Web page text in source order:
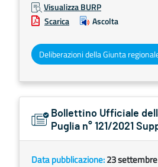
Visualizza BURP
Scarica
Ascolta
Deliberazioni della Giunta
Bollettino Ufficiale
Puglia n° 121/2021
Data pubblicazione:23